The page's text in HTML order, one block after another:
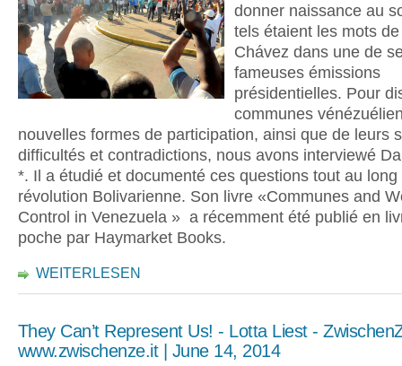
donner naissance au
tels étaient les mots
Chávez dans une de
fameuses émissions
présidentielles. Pour
communes
nouvelles formes de participation, ainsi que de leurs
difficultés et contradictions, nous avons interviewé
*. Il a étudié et documenté ces questions tout au long
révolution Bolivarienne. Son livre «Communes and
Control in Venezuela » a récemment été publié en
poche par Haymarket Books.
WEITERLESEN
They Can’t Represent Us! - Lotta Liest -
www.zwischenze.it | June 14, 2014